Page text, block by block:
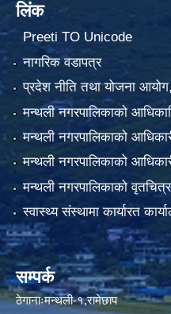
लिंक
Preeti TO Unicode
नागरिक वडापत्र
प्रदेश नीति तथा योजना
मन्थली नगरपालिकाको
मन्थली नगरपालिकाको
मन्थली नगरपालिकाको
मन्थली नगरपालिकाको वृतचित्र
स्वास्थ्य संस्थामा कार्यारत
सम्पर्क
ठेगानाःमन्थली-१,रामेछाप